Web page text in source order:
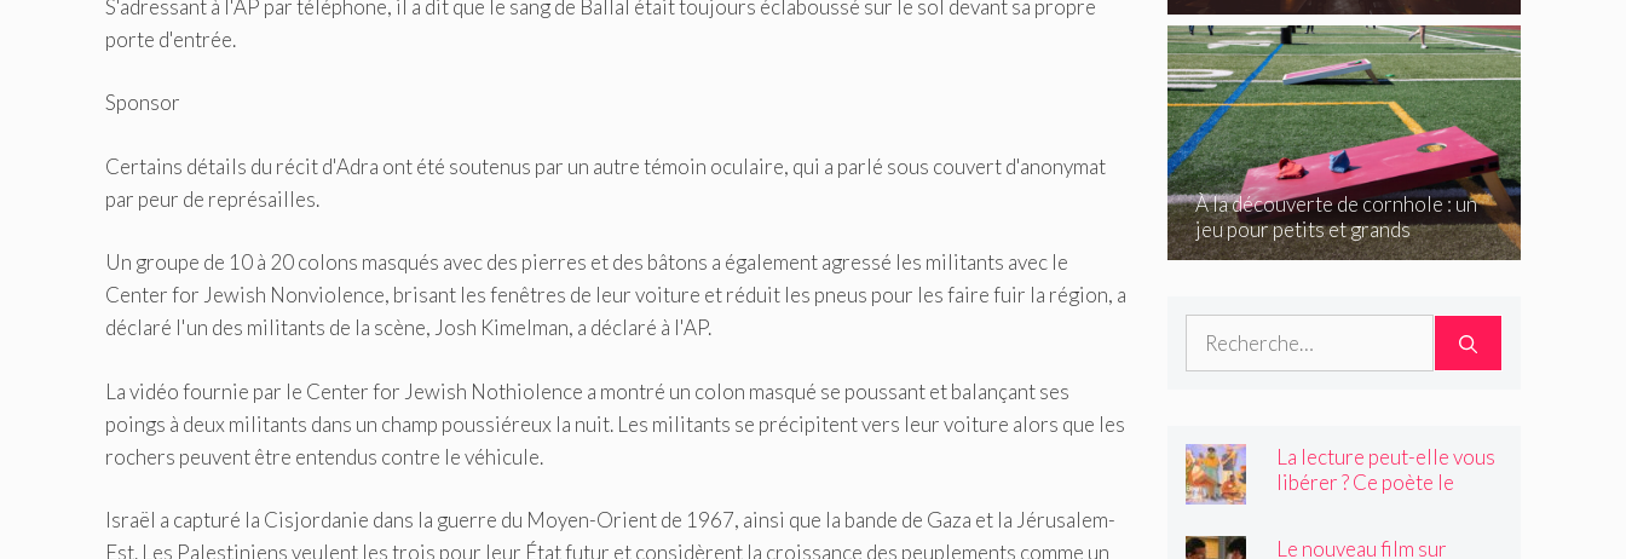
S'adressant à l'AP par téléphone, il a dit que le sang de Ballal était toujours éclaboussé sur le sol devant sa propre
porte d'entrée.
Sponsor
Certains détails du récit d'Adra ont été soutenus par un autre témoin oculaire, qui a parlé sous couvert d'anonymat
par peur de représailles.
Un groupe de 10 à 20 colons masqués avec des pierres et des bâtons a également agressé les militants avec le
Center for Jewish Nonviolence, brisant les fenêtres de leur voiture et réduit les pneus pour les faire fuir la région, a
déclaré l'un des militants de la scène, Josh Kimelman, a déclaré à l'AP.
La vidéo fournie par le Center for Jewish Nothiolence a montré un colon masqué se poussant et balançant ses
poings à deux militants dans un champ poussiéreux la nuit. Les militants se précipitent vers leur voiture alors que les
rochers peuvent être entendus contre le véhicule.
Israël a capturé la Cisjordanie dans la guerre du Moyen-Orient de 1967, ainsi que la bande de Gaza et la Jérusalem-
Est. Les Palestiniens veulent les trois pour leur État futur et considèrent la croissance des peuplements comme un
À la découverte de cornhole : un
jeu pour petits et grands
Rechercher :
La lecture peut-elle vous
libérer ? Ce poète le
Le nouveau film sur